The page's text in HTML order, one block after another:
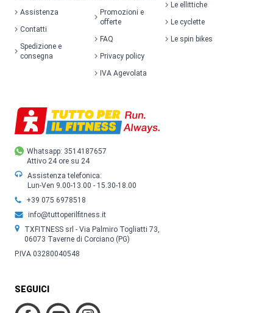
Whatsapp: 3514187657
Attivo 24 ore su 24
Assistenza telefonica:
Lun-Ven 9.00-13.00 - 15.30-18.00
+39 075 6978518
info@tuttoperilfitness.it
TXFITNESS srl - Via Palmiro Togliatti 73,
06073 Taverne di Corciano (PG)
P.IVA 03280040548
SEGUICI
Assistenza
Contatti
Spedizione e
consegna
Promozioni e
offerte
FAQ
Privacy policy
IVA Agevolata
Le ellittiche
Le cyclette
Le spin bikes